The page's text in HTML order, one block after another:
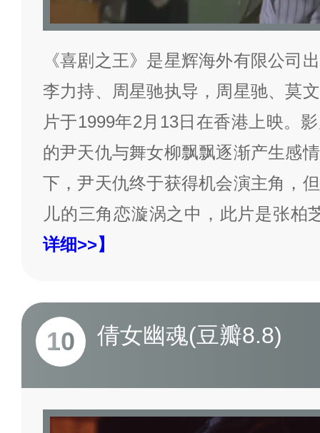
《喜剧之王》是星辉海外有限公司
李力持、周星驰执导，周星驰、莫
片于1999年2月13日在香港上映。
的尹天仇与舞女柳飘飘逐渐产生感
下，尹天仇终于获得机会演主角，
儿的三角恋漩涡之中，此片是张柏
详细>>】
10 倩女幽魂(豆瓣8.8)